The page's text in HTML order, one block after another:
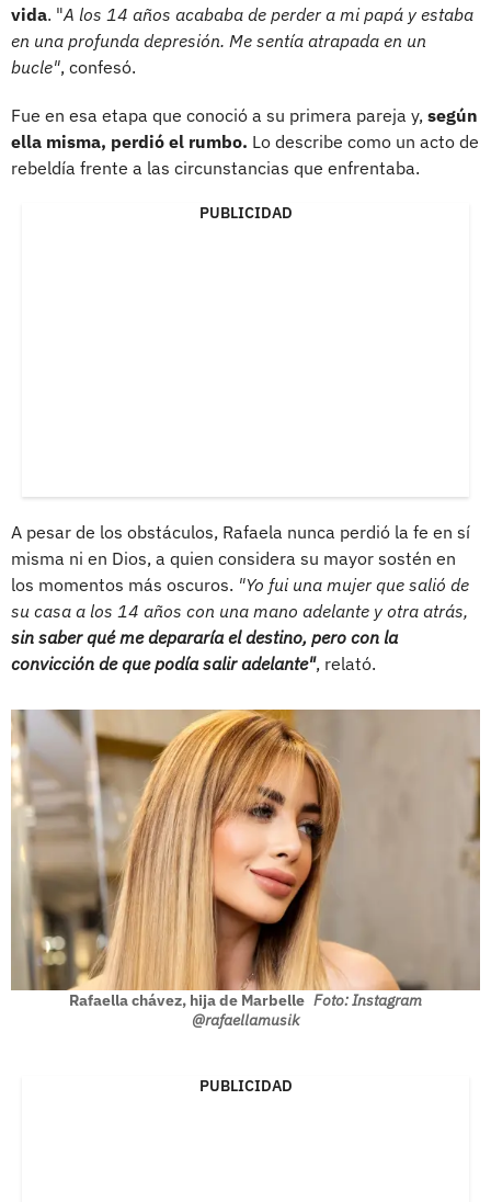
vida. "A los 14 años acababa de perder a mi papá y estaba
en una profunda depresión. Me sentía atrapada en un
bucle", confesó.
Fue en esa etapa que conoció a su primera pareja y, según
ella misma, perdió el rumbo. Lo describe como un acto de
rebeldía frente a las circunstancias que enfrentaba.
PUBLICIDAD
A pesar de los obstáculos, Rafaela nunca perdió la fe en sí
misma ni en Dios, a quien considera su mayor sostén en
los momentos más oscuros. "Yo fui una mujer que salió de
su casa a los 14 años con una mano adelante y otra atrás,
sin saber qué me depararía el destino, pero con la
convicción de que podía salir adelante", relató.
Rafaella chávez, hija de Marbelle Foto: Instagram
@rafaellamusik
PUBLICIDAD